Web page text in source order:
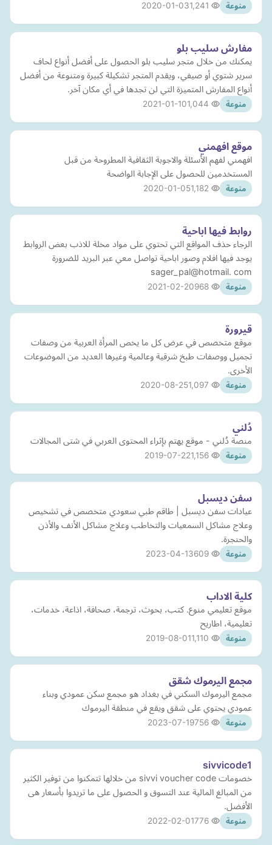
منوعة 2020-01-03
مفارش سليب بلو
يمكنك من خلال متجر سليب بلو الحصول على أفضل أنواع لحاف
سرير شتوي أو صيفي، ويقدم المتجر تشكيلة كبيرة ومتنوعة من أفضل
أنواع المفارش المتميزة التي لن تجدها في أي مكان آخر.
منوعة 2021-01-10
موقع افهمني
افهمني لفهم الأسئلة والاجوبة الثقافية المطروحة من قبل
المستخدمين للحصول على الإجابة الواضحة
منوعة 2020-01-05
روابط فيها اباحية
الرجاء حذف المواقع التي تحتوي على مواد مخلة للاذب بعض الروابط
يوجد فيها افلام وصور اباحية تواصل معي عبر البريد للضرورة
sager_pal@hotmail. com
منوعة 2021-02-20
قيرورة
موقع متخصص في عرض كل ما يخص المرأة العربية من وصفات
تجميل ووصفات طبخ شرقية وعالمية وغيرها العديد من الموضوعات
الأخرى.
منوعة 2020-08-25
دُلني
منصة دُلني - موقع يهتم بإثراء المحتوى العربي في شتى المجالات
منوعة 2019-07-22
سفن ديسبل
عيادات سفن ديسبل | طاقم طبي سعودي متخصص في تشخيص
وعلاج مشاكل السمعيات والتخاطب وعلاج مشاكل الأنف والأذن
والحنجرة.
منوعة 2023-04-13
كلية الاداب
موقع تعليمي منوع. كتب، بحوث، ترجمة، صحافة، اذاعة، خدمات،
تعليمية، اطاريح
منوعة 2019-08-01
مجمع اليرموك شقق
مجمع اليرموك السكني في بغداد هو مجمع سكن عمودي وبناء
عمودي يحتوي على شقق ويقع في منطقة اليرموك
منوعة 2023-07-19
sivvicode1
خصومات sivvi voucher code من خلالها تتمكنوا من توفير الكثير
من المبالغ المالية عند التسوق و الحصول على ما تريدوا بأسعار هى
الأفضل.
منوعة 2022-02-01